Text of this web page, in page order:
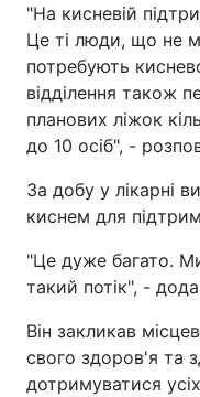
"На кисневій
Це ті люди, що не
потребують
відділення також
планових ліжок
до 10 осіб", -
За добу у лікарні
киснем для
"Це дуже багато.
такий потік", -
Він закликав
свого здоров'я та
дотримуватися